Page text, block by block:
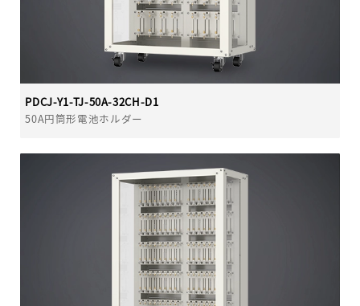
PDCJ-Y1-TJ-50A-32CH-D1
50A円筒形電池ホルダー